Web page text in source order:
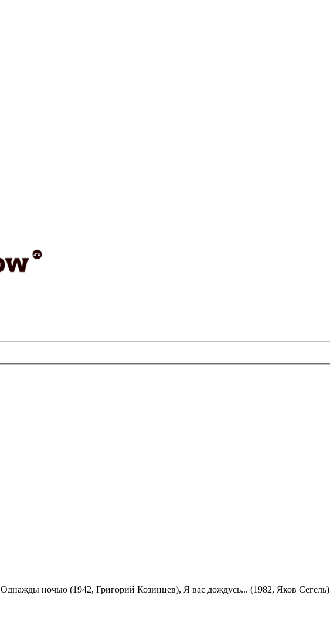
Однажды ночью (1942, Григорий Козинцев), Я вас дождусь... (1982, Яков Сегель)